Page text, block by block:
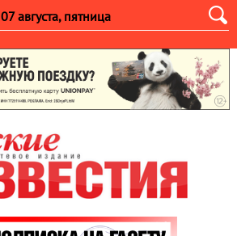
07 августа, пятница